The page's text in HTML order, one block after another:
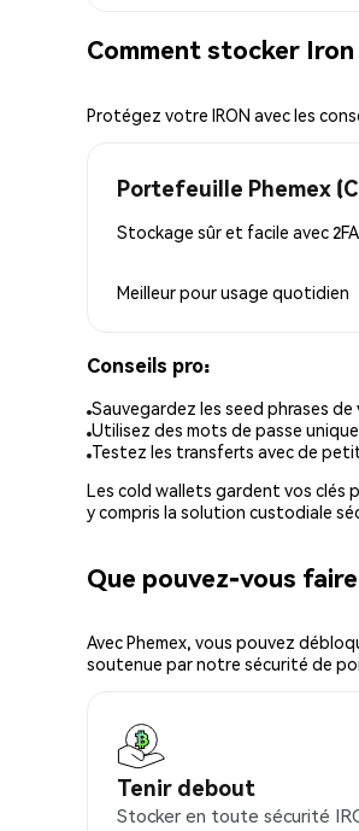
Comment stocker
Protégez votre IRON avec les
Portefeuille Phemex
Stockage sûr et facile avec
Meilleur pourusage quotidien
Conseils pro:
Sauvegardez les seed phrases
Utilisez des mots de passe
Testez les transferts avec de
Les cold wallets gardent vos clés
y compris la solution custodiale
Que pouvez-vous
Avec Phemex, vous pouvez
soutenue par notre sécurité de
Tenir debout
Stocker en toute sécurité